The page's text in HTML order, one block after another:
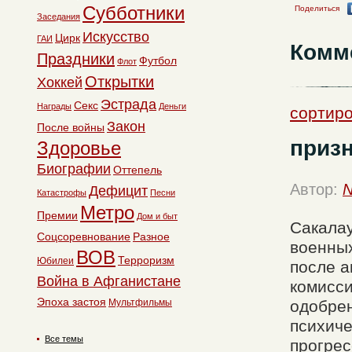
Поделиться
Автор:
после
Заседания Субботники
ГАИ Цирк Искусство
Праздники Флот Футбол
Хоккей Открытки
Награды Секс Эстрада Деньги
После войны Закон
Здоровье
Биографии Оттепель
Катастрофы Дефицит Песни
Премии Метро Дом и быт
Соцсоревнование Разное
Юбилеи ВОВ Терроризм
Война в Афганистане
Эпоха застоя Мультфильмы
Все темы